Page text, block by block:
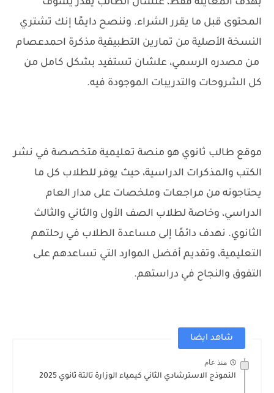
بهدف المعاينة فقط، علشان الطالب يقدر يشوف
المحتوى قبل ما يقرر الشراء. وننصح دايمًا إنك تشتري
النسخة الأصلية من تمارين التطبيقية مذكرة احمدعصام
من مصدره الرسمي، علشان تستفيد بشكل كامل من
كل الشروحات والتدريبات الموجودة فيه.
موقع طالب ثانوي هو منصة تعليمية متخصصة في نشر
الكتب والمذكرات الدراسية، حيث يوفر للطلاب كل ما
يحتاجونه من مراجعات وملخصات على مدار العام
الدراسي، وخاصة لطلاب الصف الأول والثاني والثالث
الثانوي. نهدف دائمًا إلى مساعدة الطلاب في رحلتهم
التعليمية، وتقديم أفضل الموارد التي تساعدهم على
التفوق والنجاح في دراستهم.
شاهد ايضا
منذ عام
النموذج الاسترشادي الثاني كيمياء الوزارة تالتة ثانوي 2025